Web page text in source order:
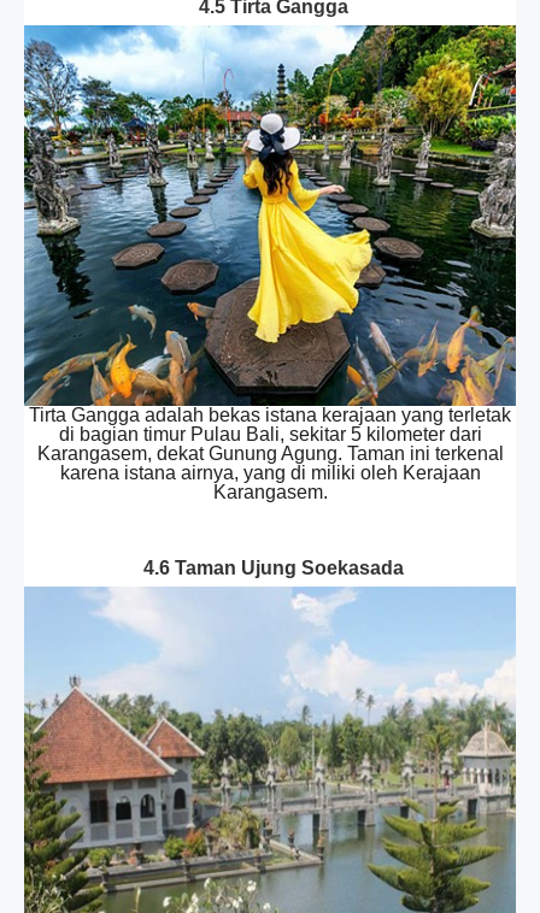
4.5 Tirta Gangga
Tirta Gangga adalah bekas istana kerajaan yang terletak
di bagian timur Pulau Bali, sekitar 5 kilometer dari
Karangasem, dekat Gunung Agung. Taman ini terkenal
karena istana airnya, yang di miliki oleh Kerajaan
Karangasem.
4.6 Taman Ujung Soekasada